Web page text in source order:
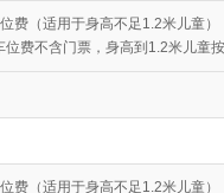
费（适用于身高不足1.2米儿童）
费不含门票，身高到1.2米儿童按
费（适用于身高不足1.2米儿童）